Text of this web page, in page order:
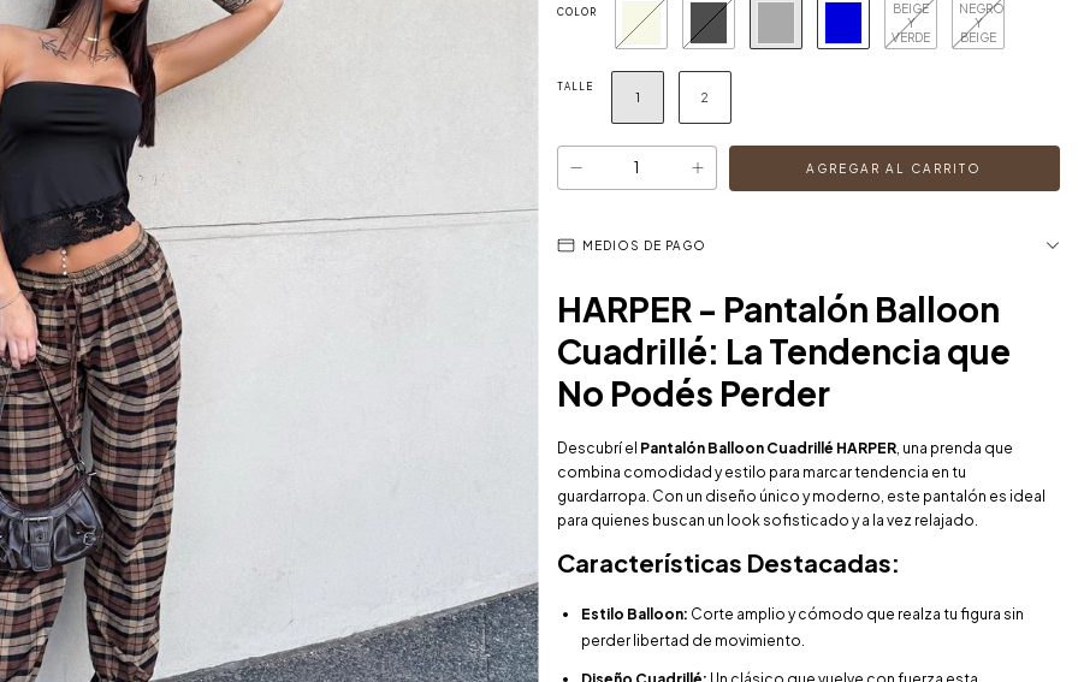
COLOR
BEIGE
Y
VERDE
NEGRO
Y
BEIGE
TALLE
1 2
MEDIOS DE PAGO
HARPER - Pantalón Balloon
Cuadrillé: La Tendencia que
No Podés Perder
Descubrí el Pantalón Balloon Cuadrillé HARPER , una prenda que
combina comodidad y estilo para marcar tendencia en tu
guardarropa. Con un diseño único y moderno, este pantalón es ideal
para quienes buscan un look sofisticado y a la vez relajado.
Características Destacadas:
Estilo Balloon: Corte amplio y cómodo que realza tu figura sin
perder libertad de movimiento.